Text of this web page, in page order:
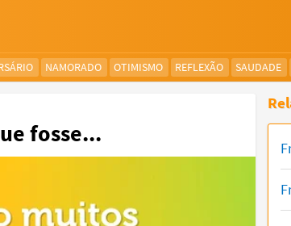
NAMORADO OTIMISMO REFLEXÃO SAUDADE
fosse...